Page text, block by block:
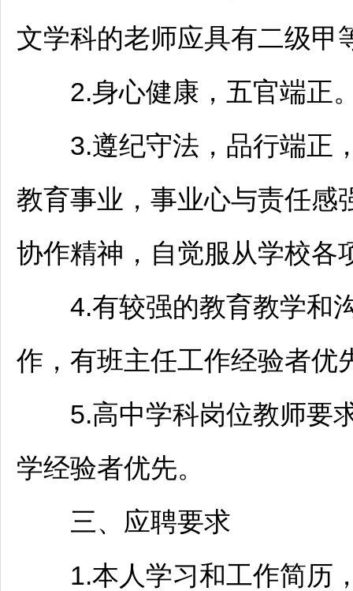
文学科的老师应具有二级甲
2.身心健康，五官端正
3.遵纪守法，品行端正，
教育事业，事业心与责任感
协作精神，自觉服从学校各
4.有较强的教育教学和沟
作，有班主任工作经验者优
5.高中学科岗位教师要
学经验者优先。
三、应聘要求
1.本人学习和工作简历，